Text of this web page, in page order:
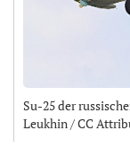
Su-25 der
Leukhin / CC